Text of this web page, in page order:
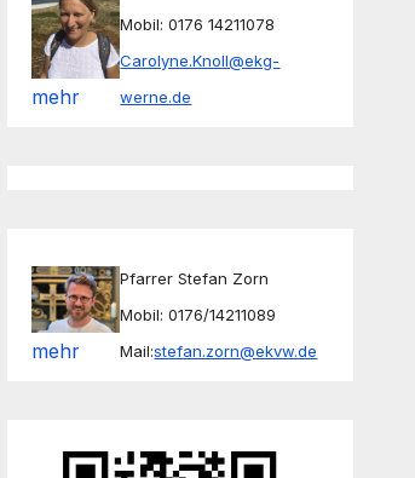
mehr
Mobil: 0176 14211078
Carolyne.Knoll@ekg-
werne.de
mehr
Pfarrer Stefan Zorn
Mobil: 0176/14211089
Mail:stefan.zorn@ekvw.de